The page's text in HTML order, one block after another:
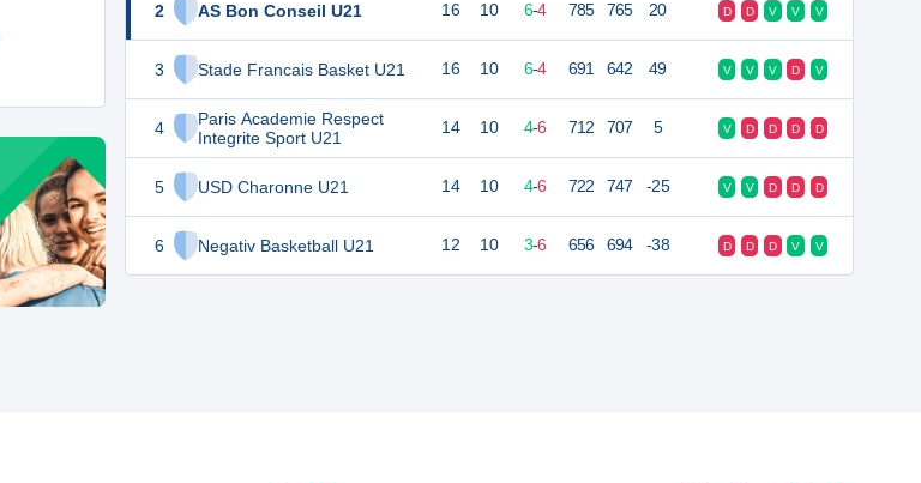
2 AS Bon Conseil U21
3 Stade Francais Basket U21
4
Paris Academie Respect
Integrite Sport U21
5 USD Charonne U21
6 Negativ Basketball U21
16 10 6-4 785 765 20 D D V V V
16 10 6-4 691 642 49 V V V D V
14 10 4-6 712 707 5 V D D D D
14 10 4-6 722 747 -25 V V D D D
12 10 3-6 656 694 -38 D D D V V